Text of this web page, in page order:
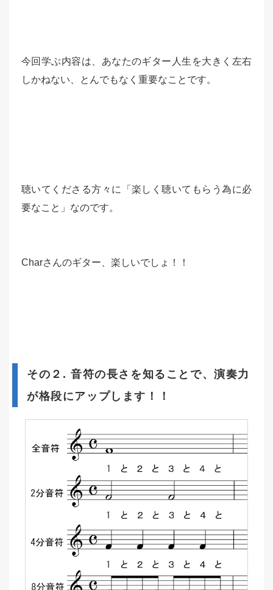
今回学ぶ内容は、あなたのギター人生を大きく左右
しかねない、とんでもなく重要なことです。
聴いてくださる方々に「楽しく聴いてもらう為に必
要なこと」なのです。
Charさんのギター、楽しいでしょ！！
その２. 音符の長さを知ることで、演奏力
が格段にアップします！！